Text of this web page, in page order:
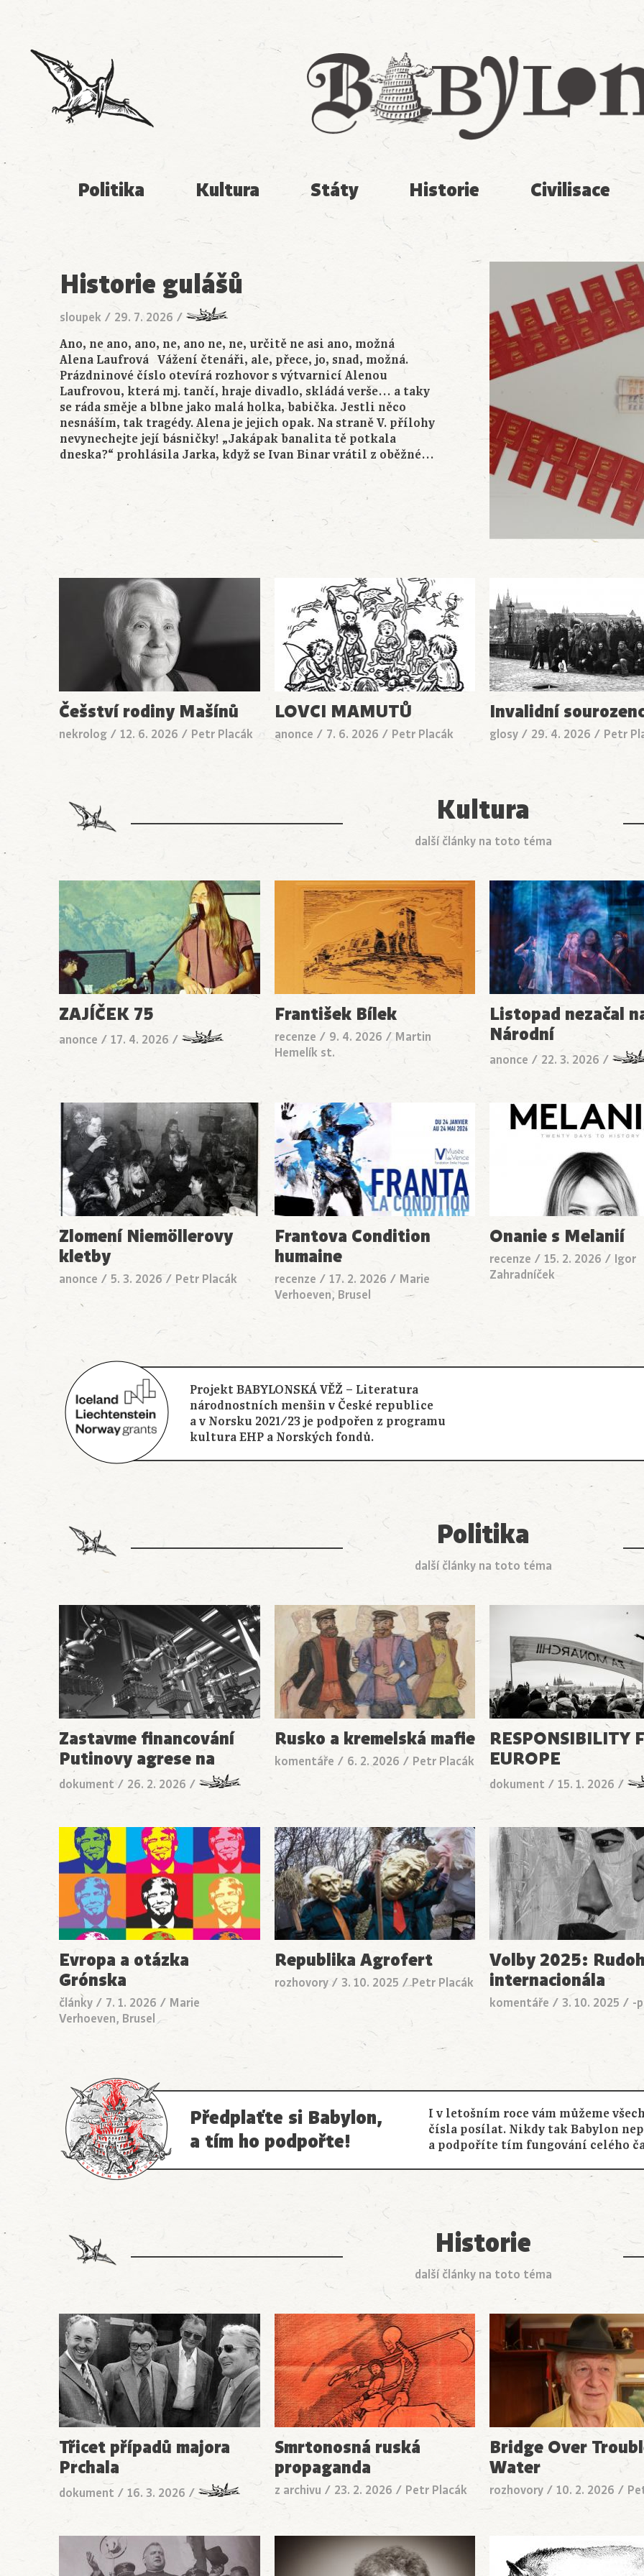
Babylon
Politika Kultura Státy Historie Civilisace
Historie gulášů
sloupek / 29. 7. 2026 /
Ano, ne ano, ano, ne, ano ne, ne, určitě ne asi ano, možná
Alena Laufrová Vážení čtenáři, ale, přece, jo, snad, možná.
Prázdninové číslo otevírá rozhovor s výtvarnicí Alenou
Laufrovou, která mj. tančí, hraje divadlo, skládá verše… a taky
se ráda směje a blbne jako malá holka, babička. Jestli něco
nesnáším, tak tragédy. Alena je jejich opak. Na straně V. přílohy
nevynechejte její básničky! „Jakápak banalita tě potkala
dneska?“ prohlásila Jarka, když se Ivan Binar vrátil z oběžné…
Češství rodiny Mašínů
nekrolog / 12. 6. 2026 / Petr Placák
LOVCI MAMUTŮ
anonce / 7. 6. 2026 / Petr Placák
Invalidní
glosy / 29. 4. 2026 / Petr
Kultura
další články na toto téma
ZAJÍČEK 75
anonce / 17. 4. 2026 /
František Bílek
recenze / 9. 4. 2026 / Martin
Hemelík st.
Listopad nezačal
Národní
anonce / 22. 3. 2026 /
Zlomení Niemöllerovy
kletby
anonce / 5. 3. 2026 / Petr Placák
Frantova Condition
humaine
recenze / 17. 2. 2026 / Marie
Verhoeven, Brusel
Onanie s Melanií
recenze /15. 2. 2026 / Igor
Zahradníček
Projekt BABYLONSKÁ VĚŽ – Literatura
národnostních menšin v České republice
a v Norsku 2021/23 je podpořen z programu
kultura EHP a Norských fondů.
Politika
další články na toto téma
Zastavme financování
Putinovy agrese na
dokument / 26. 2. 2026 /
Rusko a kremelská mafie
komentáře / 6. 2. 2026 / Petr Placák
RESPONSIBILITY
EUROPE
dokument /15. 1. 2026 /
Evropa a otázka
Grónska
články / 7. 1. 2026 / Marie
Verhoeven, Brusel
Republika Agrofert
rozhovory/ 3. 10. 2025 /Petr Placák
Volby 2025:
internacionála
komentáře /3. 10. 2025 / -
Předplaťte si Babylon,
a tím ho podpořte!
I v letošním roce vám můžeme
čísla posílat. Nikdy tak Babylon
a podpoříte tím fungování celého
Historie
další články na toto téma
Třicet případů majora
Prchala
dokument / 16. 3. 2026 /
Smrtonosná ruská
propaganda
z archivu / 23. 2. 2026 / Petr Placák
Bridge Over
Water
rozhovory /10. 2. 2026 /